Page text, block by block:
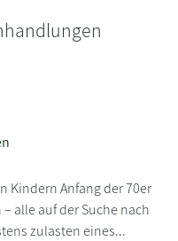
Kindern Anfang der 70er
alle auf der Suche nach
zulasten eines...